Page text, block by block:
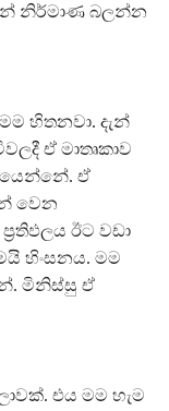
නිර්මාණ බලන්න
හිතනවා. දැන්
ඒ මාතෘකාව
ඒ
වෙන
ඊට වඩා
හිංසනය. මම
මිනිස්සු ඒ
එය මම හැම